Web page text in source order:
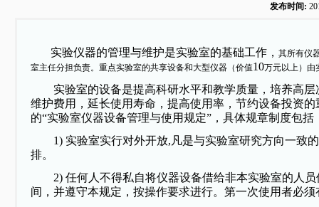
发布时间:
实验仪器的管理与维护是实验室的基础工作， 其所有仪
室主任分担负责。重点实验室的共享设备和大型仪器（价值10万元以上）由
实验室的设备是提高科研水平和教学质量，培养高
维护费用，延长使用寿命，提高使用率，节约设备投资
的“实验室仪器设备管理与使用规定” ， 具体规章制度包括
1) 实验室实行对外开放, 凡是与实验室研究方向一致
排。
2) 任何人不得私自将仪器设备借给非本实验室的人
间，并遵守本规定，按操作要求进行。第一次使用者必